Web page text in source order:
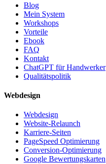
Blog
Mein System
Workshops
Vorteile
Ebook
FAQ
Kontakt
ChatGPT für Handwerker
Qualitätspolitik
Webdesign
Webdesign
Website-Relaunch
Karriere-Seiten
PageSpeed Optimierung
Conversion-Optimierung
Google Bewertungskarten